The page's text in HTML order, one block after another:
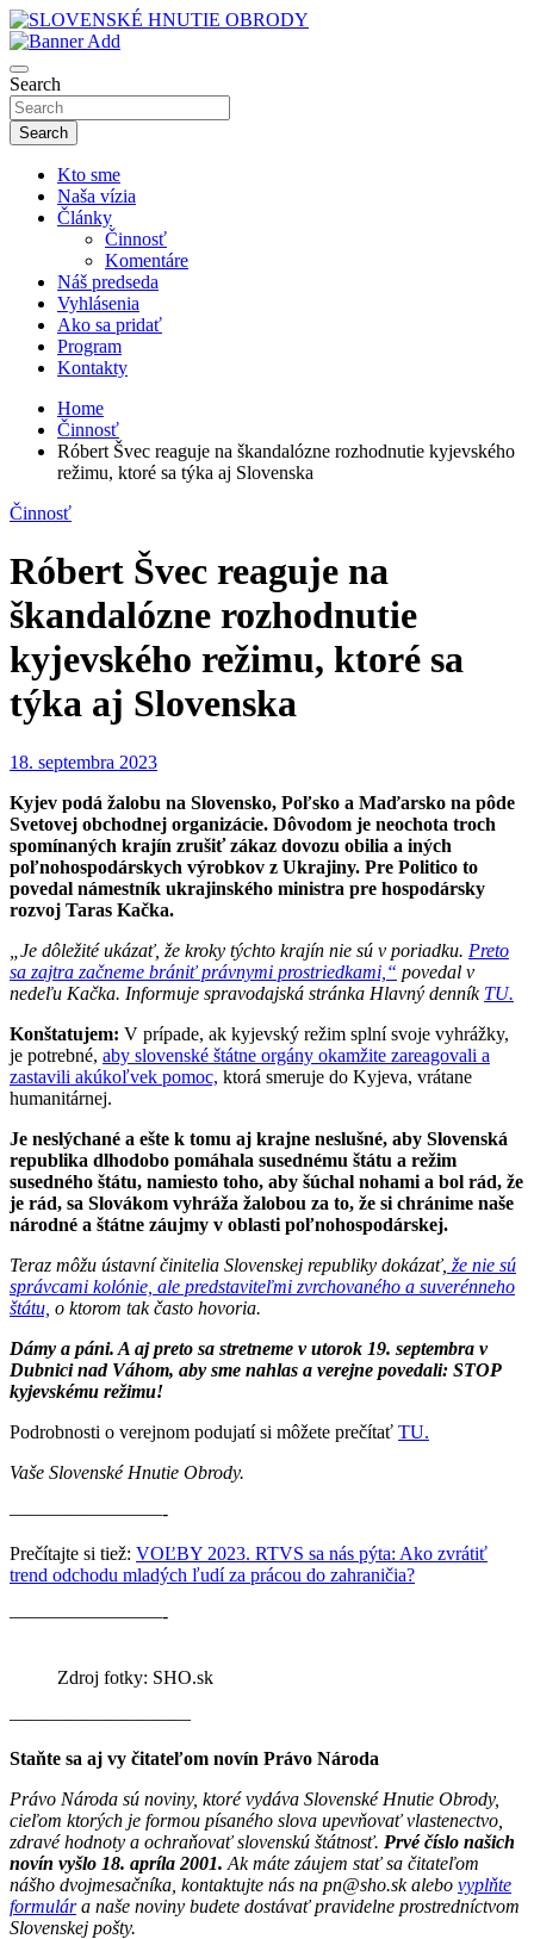
Skip
to
content
SLOVENSKÉ HNUTIE OBRODY
Search
Search
Kto sme
Naša vízia
Články
Činnosť
Komentáre
Náš predseda
Vyhlásenia
Ako sa pridať
Program
Kontakty
Home
Činnosť
Róbert Švec reaguje na škandalózne rozhodnutie kyjevského
režimu, ktoré sa týka aj Slovenska
Činnosť
Róbert Švec reaguje na
škandalózne rozhodnutie
kyjevského režimu, ktoré sa
týka aj Slovenska
18. septembra 2023
Kyjev podá žalobu na Slovensko, Poľsko a Maďarsko na pôde
Svetovej obchodnej organizácie. Dôvodom je neochota troch
spomínaných krajín zrušiť zákaz dovozu obilia a iných
poľnohospodárskych výrobkov z Ukrajiny. Pre Politico to
povedal námestník ukrajinského ministra pre hospodársky
rozvoj Taras Kačka.
„Je dôležité ukázať, že kroky týchto krajín nie sú v poriadku. Preto
sa zajtra začneme brániť právnymi prostriedkami,“ povedal v
nedeľu Kačka. Informuje spravodajská stránka Hlavný denník TU.
Konštatujem: V prípade, ak kyjevský režim splní svoje vyhrážky,
je potrebné, aby slovenské štátne orgány okamžite zareagovali a
zastavili akúkoľvek pomoc, ktorá smeruje do Kyjeva, vrátane
humanitárnej.
Je neslýchané a ešte k tomu aj krajne neslušné, aby Slovenská
republika dlhodobo pomáhala susednému štátu a režim
susedného štátu, namiesto toho, aby šúchal nohami a bol rád, že
je rád, sa Slovákom vyhráža žalobou za to, že si chránime naše
národné a štátne záujmy v oblasti poľnohospodárskej.
Teraz môžu ústavní činitelia Slovenskej republiky dokázať, že nie sú
správcami kolónie, ale predstaviteľmi zvrchovaného a suverénneho
štátu, o ktorom tak často hovoria.
Dámy a páni. A aj preto sa stretneme v utorok 19. septembra v
Dubnici nad Váhom, aby sme nahlas a verejne povedali: STOP
kyjevskému režimu!
Podrobnosti o verejnom podujatí si môžete prečítať TU.
Vaše Slovenské Hnutie Obrody.
————————-
Prečítajte si tiež: VOĽBY 2023. RTVS sa nás pýta: Ako zvrátiť
trend odchodu mladých ľudí za prácou do zahraničia?
————————-
Zdroj fotky: SHO.sk
———————–——
Staňte sa aj vy čitateľom novín Právo Národa
Právo Národa sú noviny, ktoré vydáva Slovenské Hnutie Obrody,
cieľom ktorých je formou písaného slova upevňovať vlastenectvo,
zdravé hodnoty a ochraňovať slovenskú štátnosť. Prvé číslo našich
novín vyšlo 18. apríla 2001. Ak máte záujem stať sa čitateľom
nášho dvojmesačníka, kontaktujte nás na pn@sho.sk alebo vyplňte
formulára naše noviny budete dostávať pravidelne prostredníctvom
Slovenskej pošty.